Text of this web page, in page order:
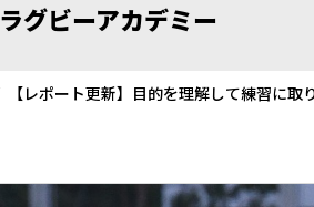
ラグビーアカデミー
【レポート更新】目的を理解して練習に取